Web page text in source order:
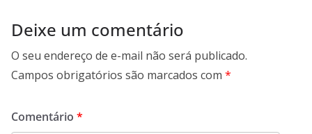
Deixe um comentário
O seu endereço de e-mail não será publicado.
Campos obrigatórios são marcados com *
Comentário *